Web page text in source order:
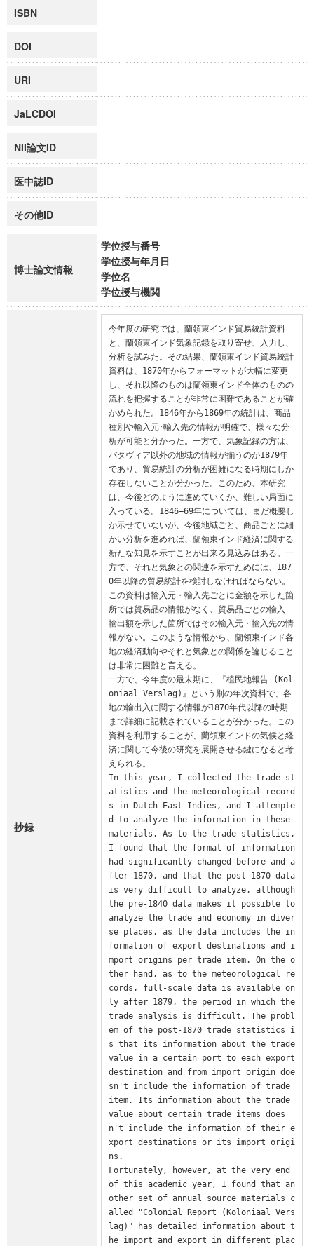
ISBN
DOI
URI
JaLCDOI
NII論文ID
医中誌ID
その他ID
博士論文情報
学位授与番号
学位授与年月日
学位名
学位授与機関
抄録
今年度の研究では、蘭領東インド貿易統計資料
と、蘭領東インド気象記録を取り寄せ、入力し、
分析を試みた。その結果、蘭領東インド貿易統計
資料は、1870年からフォーマットが大幅に変更
し、それ以降のものは蘭領東インド全体のものの
流れを把握することが非常に困難であることが確
かめられた。1846年から1869年の統計は、商品
種別や輸入元･輸入先の情報が明確で、様々な分
析が可能と分かった。一方で、気象記録の方は、
バタヴィア以外の地域の情報が揃うのが1879年
であり、貿易統計の分析が困難になる時期にしか
存在しないことが分かった。このため、本研究
は、今後どのように進めていくか、難しい局面に
入っている。1846−69年については、まだ概要し
か示せていないが、今後地域ごと、商品ごとに細
かい分析を進めれば、蘭領東インド経済に関する
新たな知見を示すことが出来る見込みはある。一
方で、それと気象との関連を示すためには、187
0年以降の貿易統計を検討しなければならない。
この資料は輸入元・輸入先ごとに金額を示した箇
所では貿易品の情報がなく、貿易品ごとの輸入･
輸出額を示した箇所ではその輸入元・輸入先の情
報がない。このような情報から、蘭領東インド各
地の経済動向やそれと気象との関係を論じること
は非常に困難と言える。
一方で、今年度の最末期に、『植民地報告 (Kol
oniaal Verslag)』という別の年次資料で、各
地の輸出入に関する情報が1870年代以降の時期
まで詳細に記載されていることが分かった。この
資料を利用することが、蘭領東インドの気候と経
済に関して今後の研究を展開させる鍵になると考
えられる。
In this year, I collected the trade st
atistics and the meteorological record
s in Dutch East Indies, and I attempte
d to analyze the information in these
materials. As to the trade statistics,
I found that the format of information
had significantly changed before and a
fter 1870, and that the post-1870 data
is very difficult to analyze, although
the pre-1840 data makes it possible to
analyze the trade and economy in diver
se places, as the data includes the in
formation of export destinations and i
mport origins per trade item. On the o
ther hand, as to the meteorological re
cords, full-scale data is available on
ly after 1879, the period in which the
trade analysis is difficult. The probl
em of the post-1870 trade statistics i
s that its information about the trade
value in a certain port to each export
destination and from import origin doe
sn't include the information of trade
item. Its information about the trade
value about certain trade items does
n't include the information of their e
xport destinations or its import origi
ns.
Fortunately, however, at the very end
of this academic year, I found that an
other set of annual source materials c
alled "Colonial Report (Koloniaal Vers
lag)" has detailed information about t
he import and export in different plac